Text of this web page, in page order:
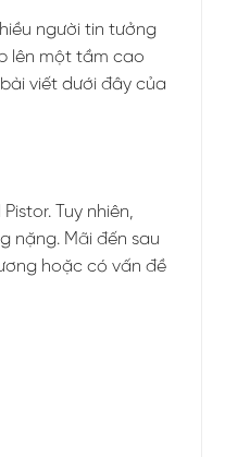
người tin tưởng
lên một tầm cao
viết dưới đây của
Tuy nhiên,
nặng. Mãi đến sau
hoặc có vấn đề